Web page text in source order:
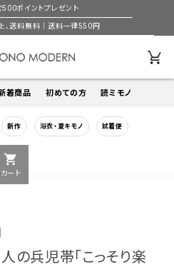
ポイントプレゼント
、送料無料｜送料一律550円
着商品 初めての方 読ミモノ
新作 浴衣・夏キモノ 試着便
shopping_cart
カート
人の兵児帯「こっそり楽